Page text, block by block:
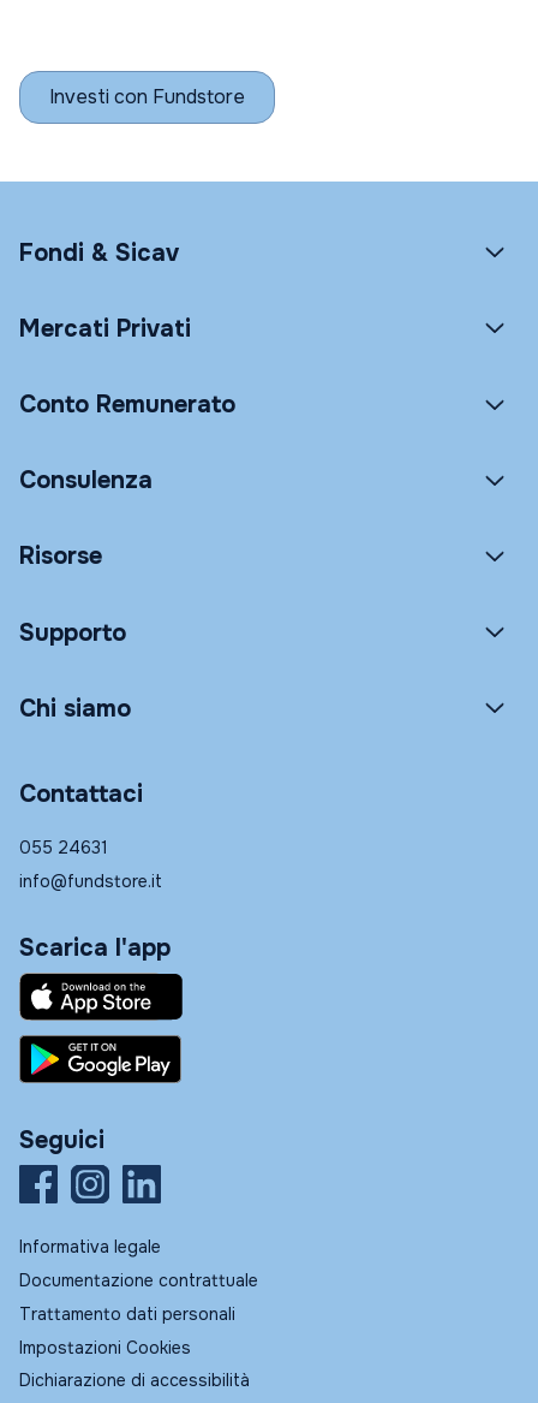
Investi con Fundstore
Fondi & Sicav
Mercati Privati
Conto Remunerato
Consulenza
Risorse
Supporto
Chi siamo
Contattaci
055 24631
info@fundstore.it
Scarica l'app
Seguici
Informativa legale
Documentazione contrattuale
Trattamento dati personali
Impostazioni Cookies
Dichiarazione di accessibilità